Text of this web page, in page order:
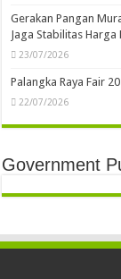
Gerakan Pangan
Jaga Stabilitas Harga
23/07/2026
Palangka Raya Fair
22/07/2026
Government